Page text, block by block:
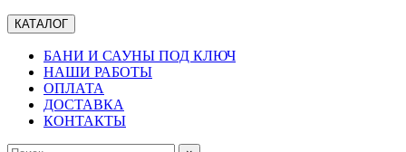
КАТАЛОГ
БАНИ И САУНЫ ПОД КЛЮЧ
НАШИ РАБОТЫ
ОПЛАТА
ДОСТАВКА
КОНТАКТЫ